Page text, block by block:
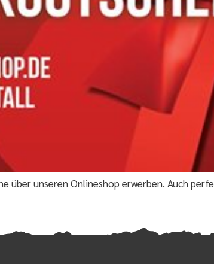
unseren Onlineshop erwerben. Auch